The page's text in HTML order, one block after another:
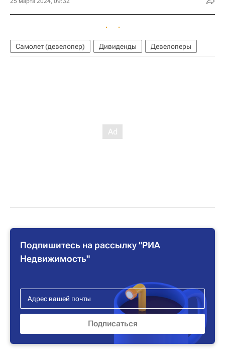
Самолет (девелопер) Дивиденды Девелоперы
Подпишитесь на рассылку "РИА
Недвижимость"